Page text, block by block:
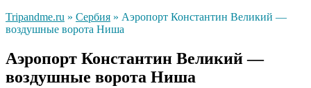
Tripandme.ru » Сербия » Аэропорт Константин Великий —
воздушные ворота Ниша
Аэропорт Константин Великий —
воздушные ворота Ниша